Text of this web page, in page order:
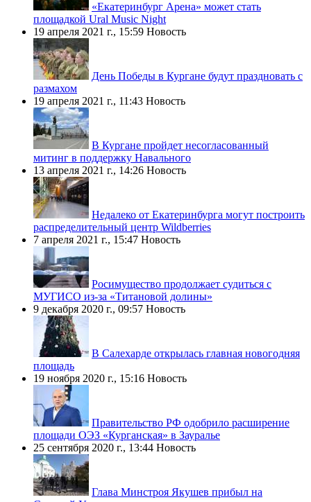
«Екатеринбург Арена» может стать
площадкой Ural Music Night
19 апреля 2021 г., 15:59 Новость
День Победы в Кургане будут праздновать с
размахом
19 апреля 2021 г., 11:43 Новость
В Кургане пройдет несогласованный
митинг в поддержку Навального
13 апреля 2021 г., 14:26 Новость
Недалеко от Екатеринбурга могут построить
распределительный центр Wildberries
7 апреля 2021 г., 15:47 Новость
Росимущество продолжает судиться с
МУГИСО из-за «Титановой долины»
9 декабря 2020 г., 09:57 Новость
В Салехарде открылась главная новогодняя
площадь
19 ноября 2020 г., 15:16 Новость
Правительство РФ одобрило расширение
площади ОЭЗ «Курганская» в Зауралье
25 сентября 2020 г., 13:44 Новость
Глава Минстроя Якушев прибыл на